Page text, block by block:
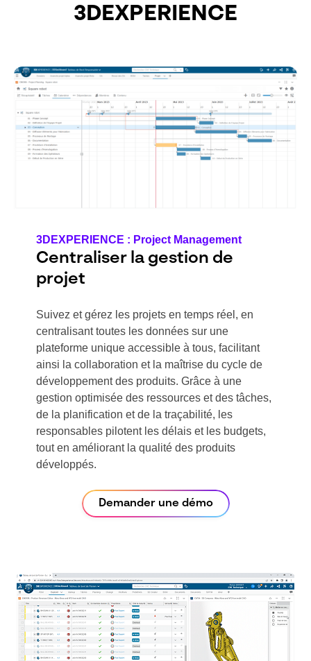
3DEXPERIENCE
3DEXPERIENCE : Project Management
Centraliser la gestion de
projet
Suivez et gérez les projets en temps réel, en
centralisant toutes les données sur une
plateforme unique accessible à tous, facilitant
ainsi la collaboration et la maîtrise du cycle de
développement des produits. Grâce à une
gestion optimisée des ressources et des tâches,
de la planification et de la traçabilité, les
responsables pilotent les délais et les budgets,
tout en améliorant la qualité des produits
développés.
Demander une démo